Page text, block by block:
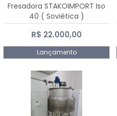
Fresadora STAKOIMPORT Iso
40 ( Soviética )
R$ 22.000,00
Lançamento